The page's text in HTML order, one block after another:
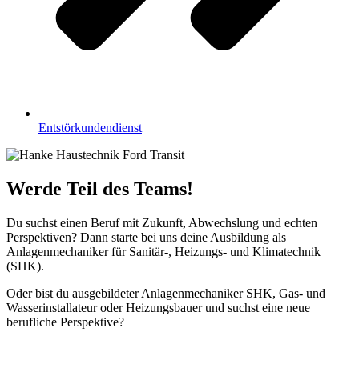
Entstörkundendienst
Werde Teil des Teams!
Du suchst einen Beruf mit Zukunft, Abwechslung und echten
Perspektiven? Dann starte bei uns deine Ausbildung als
Anlagenmechaniker für Sanitär-, Heizungs- und Klimatechnik
(SHK).
Oder bist du ausgebildeter Anlagenmechaniker SHK, Gas- und
Wasserinstallateur oder Heizungsbauer und suchst eine neue
berufliche Perspektive?